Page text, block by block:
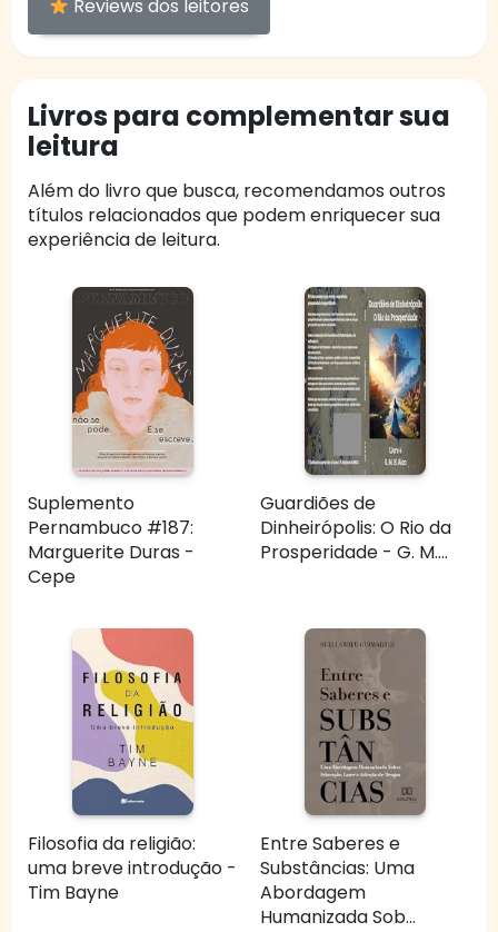
Reviews dos leitores
Livros para complementar sua
leitura
Além do livro que busca, recomendamos outros
títulos relacionados que podem enriquecer sua
experiência de leitura.
Suplemento
Pernambuco #187:
Marguerite Duras -
Cepe
Guardiões de
Dinheirópolis: O Rio da
Prosperidade - G. M....
Filosofia da religião:
uma breve introdução -
Tim Bayne
Entre Saberes e
Substâncias: Uma
Abordagem
Humanizada Sob...